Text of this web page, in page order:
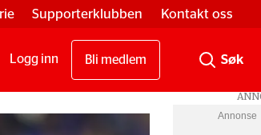
Supporterklubben Kontakt oss
Logg inn Bli medlem
Annonse